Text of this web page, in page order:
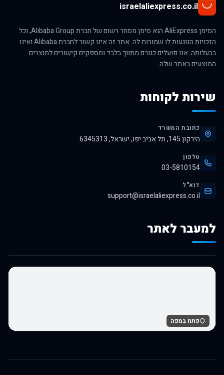
israelaliexpress.co.il
הסימן AliExpress הוא סימן מסחר רשום של חברת Alibaba Group, וכל
הזכויות הנוגעות לו שמורות לה. אתר זה אינו קשור לחברת Alibaba ואינו
בבעלותה. אנו פועלים כגורם מתווך בלבד ומספקים קישורים למוצרים
המוצעים באתר שלה.
שירות לקוחות
כתובת המשרד
הירקון 145, תל אביב יפו, ישראל, 6345313
טלפון
03-5810154
דוא"ל
support@israelaliexpress.co.il
למעבר לאתר
לרכישה באלי אקספרס
פתח במפה